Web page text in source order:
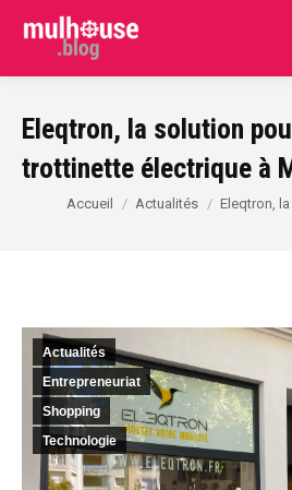
Eleqtron, la solution
trottinette électrique à
Vous êtes ici :
Accueil Actualités Eleqtron,
Actualités
Entrepreneuriat
Shopping
Technologie